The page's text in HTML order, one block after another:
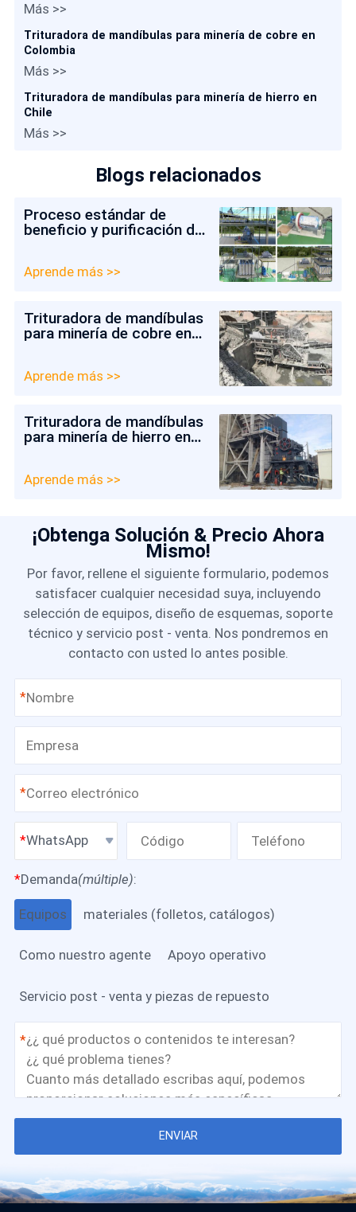
Más >>
Trituradora de mandíbulas para minería de cobre en
Colombia
Más >>
Trituradora de mandíbulas para minería de hierro en
Chile
Más >>
Blogs relacionados
Proceso estándar de
beneficio y purificación de
Aprende más >>
Trituradora de mandíbulas
para minería de cobre en
Aprende más >>
Trituradora de mandíbulas
para minería de hierro en
Aprende más >>
¡Obtenga Solución & Precio Ahora
Mismo!
Por favor, rellene el siguiente formulario, podemos
satisfacer cualquier necesidad suya, incluyendo
selección de equipos, diseño de esquemas, soporte
técnico y servicio post - venta. Nos pondremos en
contacto con usted lo antes posible.
*
*
WhatsApp
*Demanda(múltiple):
Equipos materiales (folletos, catálogos)
Como nuestro agente Apoyo operativo
Servicio post - venta y piezas de repuesto
*
ENVIAR